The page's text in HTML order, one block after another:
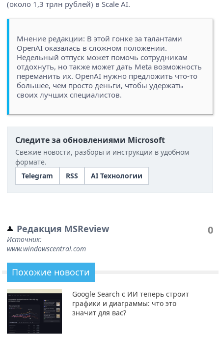
(около 1,3 трлн рублей) в Scale AI.
Мнение редакции: В этой гонке за талантами
OpenAI оказалась в сложном положении.
Недельный отпуск может помочь сотрудникам
отдохнуть, но также может дать Meta возможность
переманить их. OpenAI нужно предложить что-то
большее, чем просто деньги, чтобы удержать
своих лучших специалистов.
Следите за обновлениями Microsoft
Свежие новости, разборы и инструкции в удобном
формате.
Telegram
RSS AI Технологии
Редакция MSReview
Источник:
www.windowscentral.com
0
Похожие новости
Google Search с ИИ теперь строит
графики и диаграммы: что это
значит для вас?